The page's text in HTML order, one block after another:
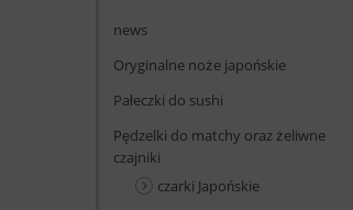
news
Oryginalne noże japońskie
Pałeczki do sushi
Pędzelki do matchy oraz żeliwne
czajniki
czarki Japońskie